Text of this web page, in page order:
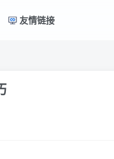
友情链接